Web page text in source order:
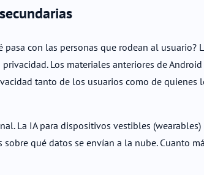
con las personas que rodean al
Los materiales anteriores de
tanto de los usuarios como de quienes
La IA para dispositivos vestibles
qué datos se envían a la nube. Cuanto